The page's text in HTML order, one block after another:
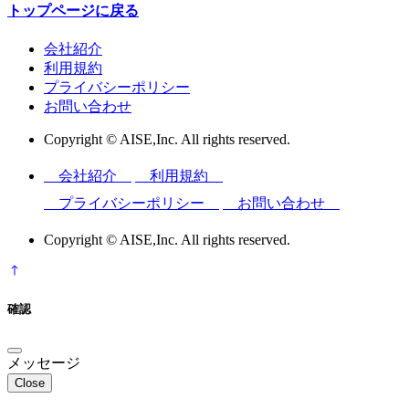
トップページに戻る
会社紹介
利用規約
プライバシーポリシー
お問い合わせ
Copyright © AISE,Inc. All rights reserved.
会社紹介
利用規約
プライバシーポリシー
お問い合わせ
Copyright © AISE,Inc. All rights reserved.
確認
メッセージ
Close